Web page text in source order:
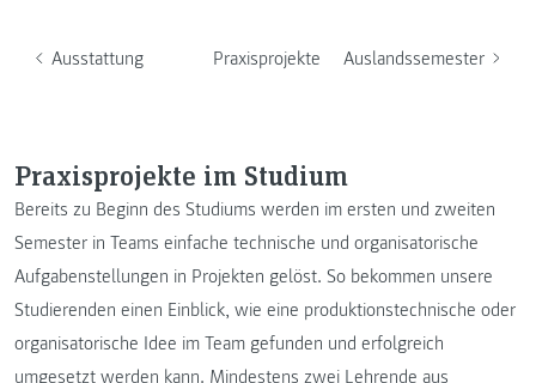
Ausstattung Praxisprojekte Auslandssemester
Praxisprojekte im Studium
Bereits zu Beginn des Studiums werden im ersten und zweiten
Semester in Teams einfache technische und organisatorische
Aufgabenstellungen in Projekten gelöst. So bekommen unsere
Studierenden einen Einblick, wie eine produktionstechnische oder
organisatorische Idee im Team gefunden und erfolgreich
umgesetzt werden kann. Mindestens zwei Lehrende aus